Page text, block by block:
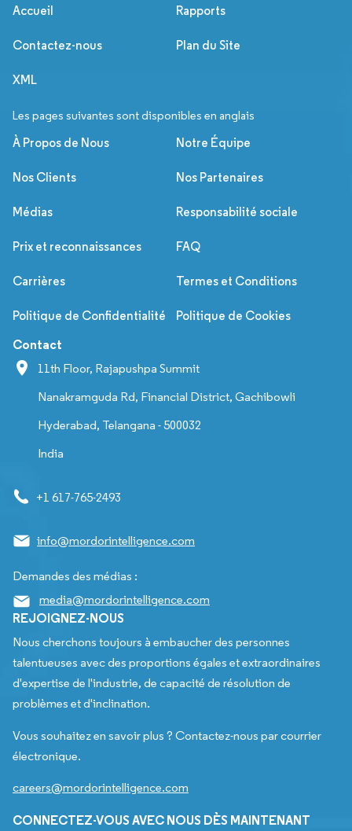
Accueil Rapports
Contactez-nous Plan du Site
XML
Les pages suivantes sont disponibles en anglais
À Propos de Nous Notre Équipe
Nos Clients Nos Partenaires
Médias Responsabilité sociale
Prix et reconnaissances FAQ
Carrières Termes et Conditions
Politique de Confidentialité Politique de Cookies
Contact
11th Floor, Rajapushpa Summit
Nanakramguda Rd, Financial District, Gachibowli
Hyderabad, Telangana - 500032
India
+1 617-765-2493
info@mordorintelligence.com
Demandes des médias :
media@mordorintelligence.com
REJOIGNEZ-NOUS
Nous cherchons toujours à embaucher des personnes
talentueuses avec des proportions égales et extraordinaires
d'expertise de l'industrie, de capacité de résolution de
problèmes et d'inclination.
Vous souhaitez en savoir plus ? Contactez-nous par courrier
électronique.
careers@mordorintelligence.com
CONNECTEZ-VOUS AVEC NOUS DÈS MAINTENANT